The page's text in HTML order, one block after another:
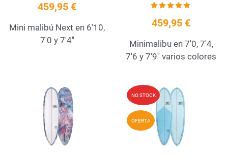
459,95 €
Mini malibú Next en 6'10,
7'0 y 7'4''
459,95 €
Minimalibu en 7'0, 7'4,
7'6 y 7'9'' varios colores
Add to Wishlist
Quick View
NO STOCK
OFERTA